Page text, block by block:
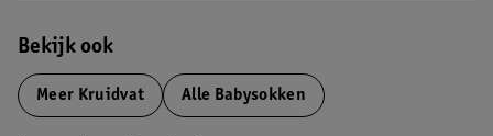
Bekijk ook
Meer Kruidvat Alle Babysokken